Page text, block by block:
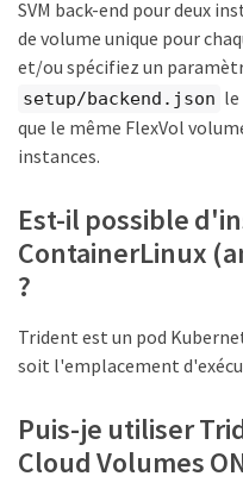
SVM back-end pour deux
de volume unique pour
et/ou spécifiez un
setup/backend.json le
que le même FlexVol
instances.
Est-il possible
ContainerLinux
?
Trident est un pod
soit l'emplacement
Puis-je utiliser
Cloud Volumes